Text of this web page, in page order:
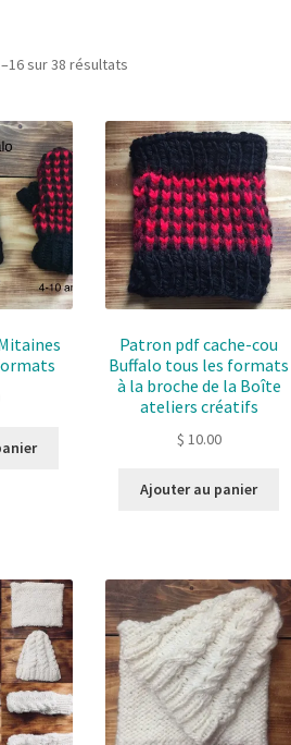
sur 38 résultats
Patron pdf cache-cou
Buffalo tous les formats
à la broche de la Boîte
ateliers créatifs
$ 10.00
Ajouter au panier